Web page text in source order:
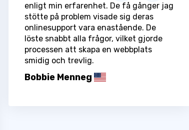
enligt min erfarenhet. De få gånger jag
stötte på problem visade sig deras
onlinesupport vara enastående. De
löste snabbt alla frågor, vilket gjorde
processen att skapa en webbplats
smidig och trevlig.
Bobbie Menneg